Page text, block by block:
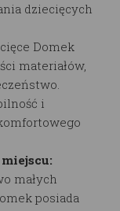
dziecięcych
Domek
materiałów,
i
małych
posiada